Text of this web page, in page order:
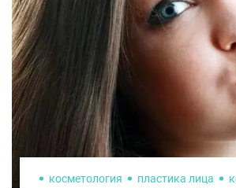
Рассказываем о самых
дорогостоящих
недавно появились в
косметологов.
косметология пластика лица